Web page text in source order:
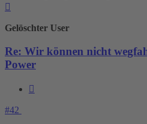
Gelöschter User
Re: Wir können nicht
Power
#42